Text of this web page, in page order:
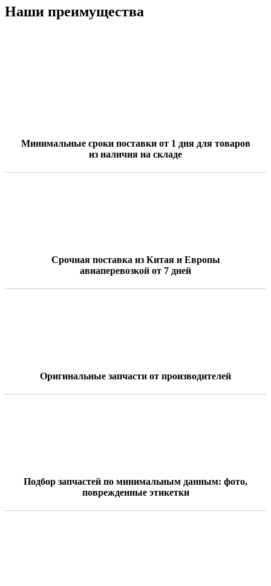
Наши преимущества
Минимальные сроки поставки от 1 дня для товаров
из наличия на складе
Срочная поставка из Китая и Европы
авиаперевозкой от 7 дней
Оригинальные запчасти от производителей
Подбор запчастей по минимальным данным: фото,
поврежденные этикетки